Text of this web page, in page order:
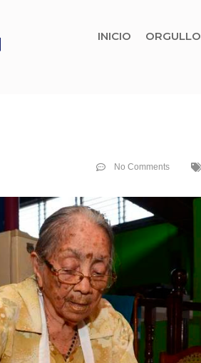
INICIO ORGULLO
No Comments